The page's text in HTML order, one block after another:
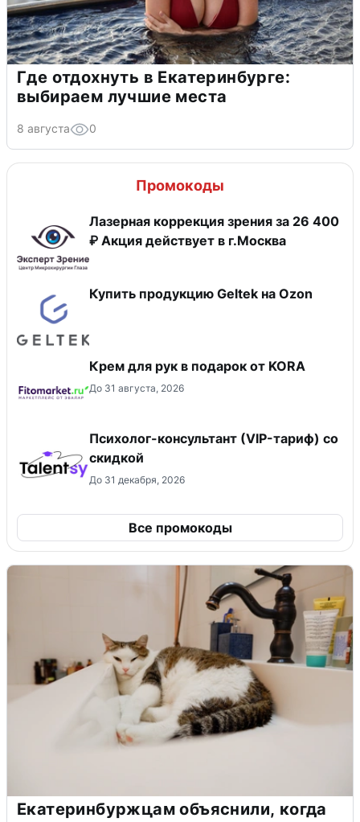
Где отдохнуть в Екатеринбурге:
выбираем лучшие места
8 августа 0
Промокоды
Лазерная коррекция зрения за 26 400
₽ Акция действует в г.Москва
Купить продукцию Geltek на Ozon
Крем для рук в подарок от KORA
До 31 августа, 2026
Психолог-консультант (VIP-тариф) со
скидкой
До 31 декабря, 2026
Все промокоды
Екатеринбуржцам объяснили, когда